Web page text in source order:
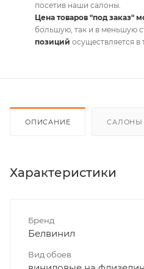
посетив наши салоны.
Цена товаров "под заказ"
большую, так и в меньшую
позиций осуществляется в
ОПИСАНИЕ САЛОНЫ
Характеристики
Бренд
Белвинил
Вид обоев